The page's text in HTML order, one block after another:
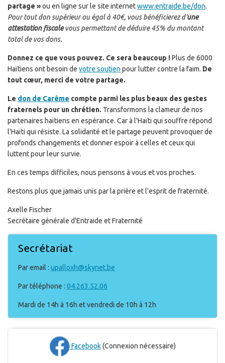
partage »ou en ligne sur le site internetwww.entraide.be/don.
Pour tout don supérieur ou égal à 40€, vous bénéficierez d'une
attestation fiscalevous permettant de déduire 45% du montant
total de vos dons.
Donnez ce que vous pouvez. Ce sera beaucoup !Plus de 6000
Haïtiens ont besoin de votre soutien pour lutter contre la faim. De
tout cœur, merci de votre partage.
Le don de Carême compte parmi les plus beaux des gestes
fraternels pour un chrétien. Transformons la clameur de nos
partenaires haïtiens en espérance. Car à l'Haïti qui souffre répond
l'Haïti qui résiste. La solidarité et le partage peuvent provoquer de
profonds changements et donner espoir à celles et ceux qui
luttent pour leur survie.
En ces temps difficiles, nous pensons à vous et vos proches.
Restons plus que jamais unis par la prière et l'esprit de fraternité.
Axelle Fischer
Secrétaire générale d'Entraide et Fraternité
Secrétariat
Par email : upalloxh@skynet.be
Par téléphone : 04.263.52.06
Mardi de 14h à 16h et vendredi de 10h à 12h
Facebook(Connexion nécessaire)